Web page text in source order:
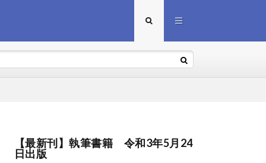
【最新刊】執筆書籍 令和3年5月24
日出版